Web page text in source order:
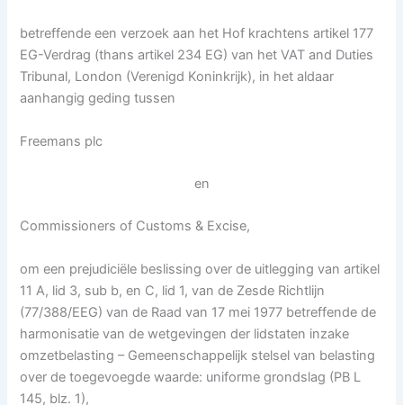
betreffende een verzoek aan het Hof krachtens artikel 177
EG-Verdrag (thans artikel 234 EG) van het VAT and Duties
Tribunal, London (Verenigd Koninkrijk), in het aldaar
aanhangig geding tussen
Freemans plc
en
Commissioners of Customs & Excise,
om een prejudiciële beslissing over de uitlegging van artikel
11 A, lid 3, sub b, en C, lid 1, van de Zesde Richtlijn
(77/388/EEG) van de Raad van 17 mei 1977 betreffende de
harmonisatie van de wetgevingen der lidstaten inzake
omzetbelasting – Gemeenschappelijk stelsel van belasting
over de toegevoegde waarde: uniforme grondslag (PB L
145, blz. 1),